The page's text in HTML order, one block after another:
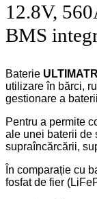
12.8V,
BMS
Baterie
utilizare în bărci,
gestionare a
Pentru a permite
ale unei baterii de
supraîncărcării,
În comparație cu
fosfat de fier